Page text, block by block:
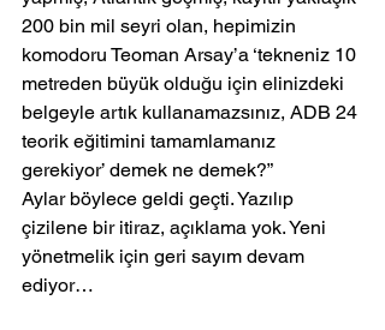
200 bin mil seyri olan, hepimizin
komodoru Teoman Arsay’a ‘tekneniz 10
metreden büyük olduğu için elinizdeki
belgeyle artık kullanamazsınız, ADB 24
teorik eğitimini tamamlamanız
gerekiyor’ demek ne demek?”
Aylar böylece geldi geçti. Yazılıp
çizilene bir itiraz, açıklama yok. Yeni
yönetmelik için geri sayım devam
ediyor…